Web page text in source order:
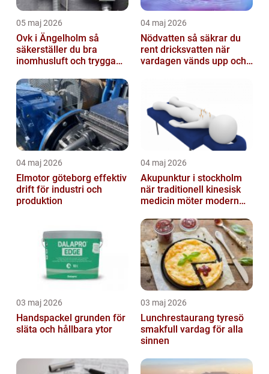
05 maj 2026
Ovk i Ängelholm så
säkerställer du bra
inomhusluft och trygga
04 maj 2026
Nödvatten så säkrar du
rent dricksvatten när
vardagen vänds upp och
04 maj 2026
Elmotor göteborg effektiv
drift för industri och
produktion
04 maj 2026
Akupunktur i stockholm
när traditionell kinesisk
medicin möter modern
03 maj 2026
Handspackel grunden för
släta och hållbara ytor
03 maj 2026
Lunchrestaurang tyresö
smakfull vardag för alla
sinnen